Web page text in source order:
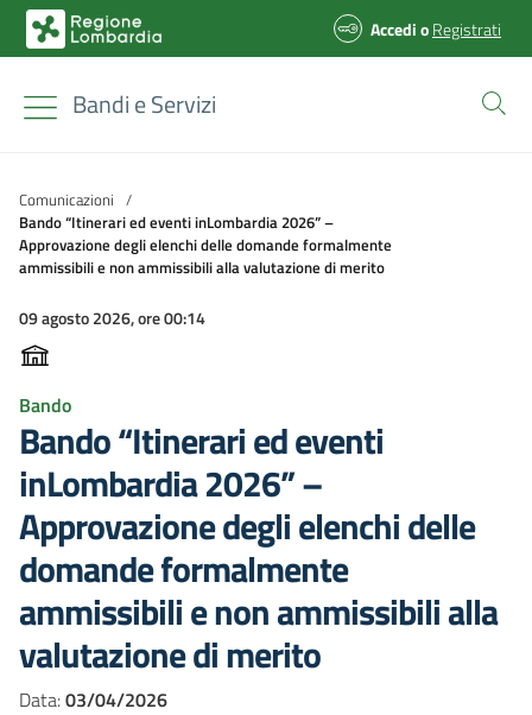
AccedioRegistrati
Bandi e Servizi
Comunicazioni /
Bando “Itinerari ed eventi inLombardia 2026” –
Approvazione degli elenchi delle domande formalmente
ammissibili e non ammissibili alla valutazione di merito
09 agosto 2026, ore 00:14
Bando
Bando “Itinerari ed eventi
inLombardia 2026” –
Approvazione degli elenchi delle
domande formalmente
ammissibili e non ammissibili alla
valutazione di merito
Data:03/04/2026